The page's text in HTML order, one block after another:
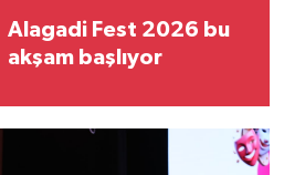
Alagadi Fest 2026 bu
akşam başlıyor